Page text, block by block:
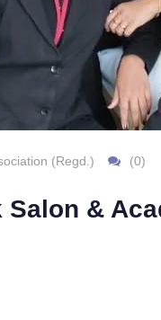
(Regd.) (0)
&